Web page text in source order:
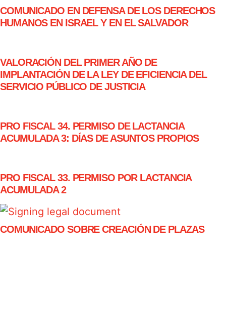
COMUNICADO EN DEFENSA DE LOS DERECHOS
HUMANOS EN ISRAEL Y EN EL SALVADOR
VALORACIÓN DEL PRIMER AÑO DE
IMPLANTACIÓN DE LA LEY DE EFICIENCIA DEL
SERVICIO PÚBLICO DE JUSTICIA
PRO FISCAL 34. PERMISO DE LACTANCIA
ACUMULADA 3: DÍAS DE ASUNTOS PROPIOS
PRO FISCAL 33. PERMISO POR LACTANCIA
ACUMULADA 2
COMUNICADO SOBRE CREACIÓN DE PLAZAS